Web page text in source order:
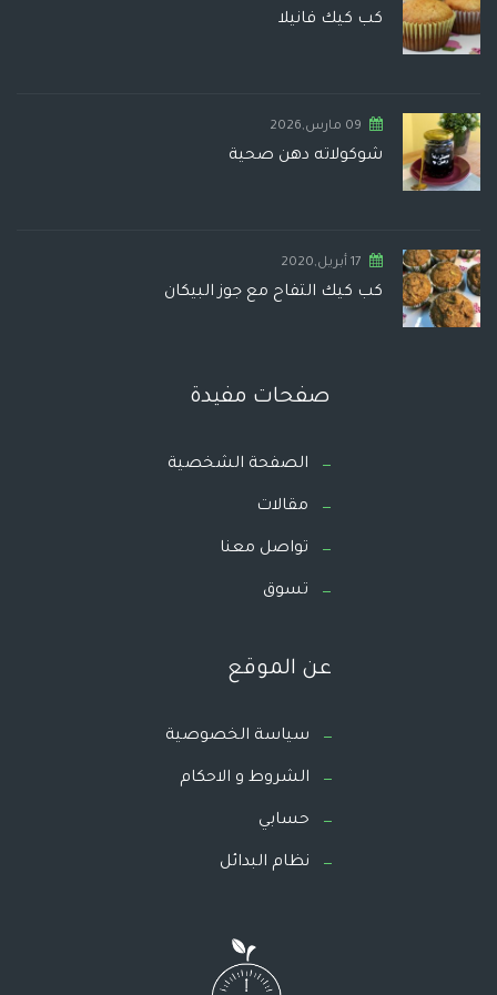
كب كيك فانيلا
09 مارس,2026
شوكولاته دهن صحية
17 أبريل,2020
كب كيك التفاح مع جوز البيكان
صفحات مفيدة
الصفحة الشخصية
مقالات
تواصل معنا
تسوق
عن الموقع
سياسة الخصوصية
الشروط و الاحكام
حسابي
نظام البدائل